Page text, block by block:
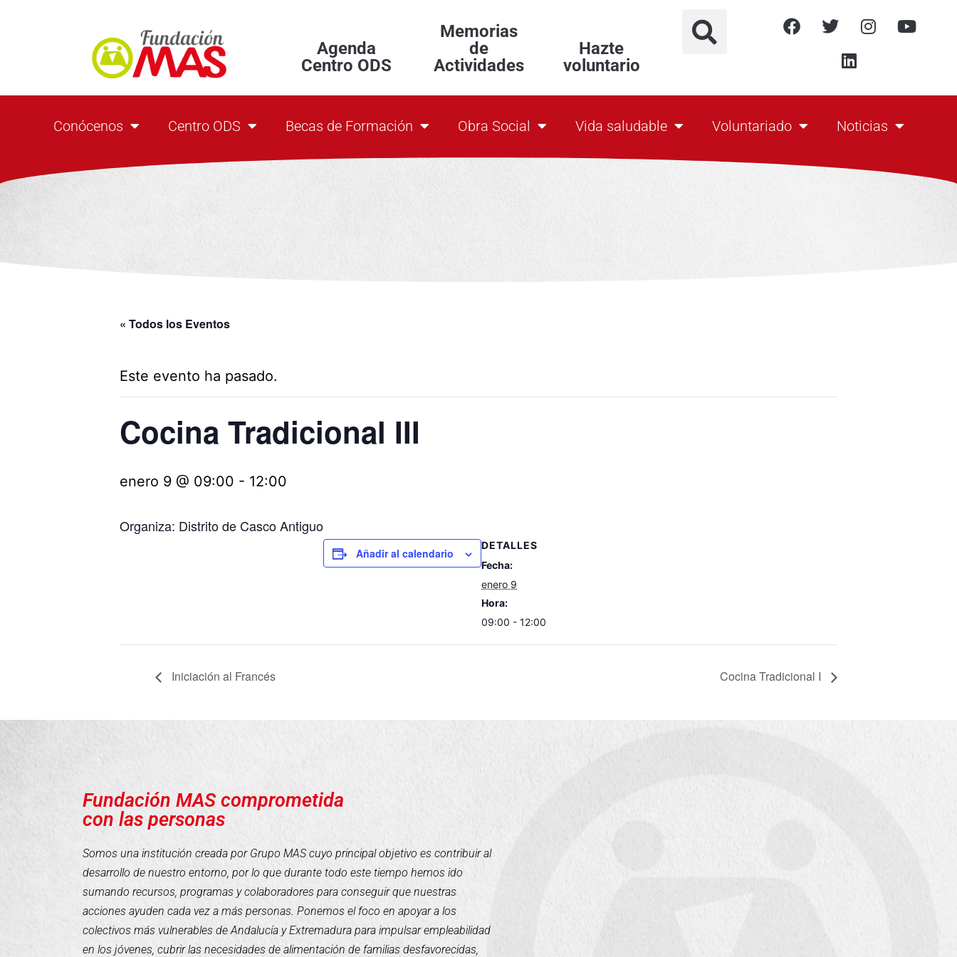
Agenda
Centro ODS
Memorias
de
Actividades
Hazte
voluntario
Conócenos Centro ODS Becas de Formación Obra Social Vida saludable Voluntariado Noticias
« Todos los Eventos
Este evento ha pasado.
Cocina Tradicional III
enero 9 @ 09:00 - 12:00
Organiza: Distrito de Casco Antiguo
Añadir al calendario
DETALLES
Fecha:
enero 9
Hora:
09:00 - 12:00
Iniciación al Francés Cocina Tradicional I
Fundación MAS comprometida
con las personas
Somos una institución creada por Grupo MAS cuyo principal objetivo es contribuir al
desarrollo de nuestro entorno, por lo que durante todo este tiempo hemos ido
sumando recursos, programas y colaboradores para conseguir que nuestras
acciones ayuden cada vez a más personas. Ponemos el foco en apoyar a los
colectivos más vulnerables de Andalucía y Extremadura para impulsar empleabilidad
en los jóvenes, cubrir las necesidades de alimentación de familias desfavorecidas,